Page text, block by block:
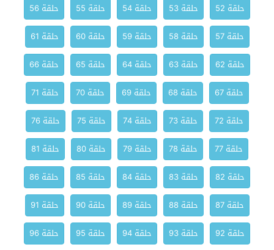
حلقة 52
حلقة 53 حلقة 54 حلقة 55
حلقة 56
حلقة 57
حلقة 58 حلقة 59 حلقة 60
حلقة 61
حلقة 62
حلقة 63 حلقة 64 حلقة 65
حلقة 66
حلقة 67
حلقة 68 حلقة 69 حلقة 70
حلقة 71
حلقة 72
حلقة 73 حلقة 74 حلقة 75
حلقة 76
حلقة 77
حلقة 78 حلقة 79 حلقة 80
حلقة 81
حلقة 82
حلقة 83 حلقة 84 حلقة 85
حلقة 86
حلقة 87
حلقة 88 حلقة 89 حلقة 90
حلقة 91
حلقة 92
حلقة 93 حلقة 94 حلقة 95
حلقة 96